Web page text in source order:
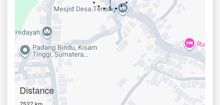
Distance